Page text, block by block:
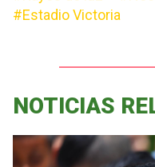
#Estadio Victoria
NOTICIAS